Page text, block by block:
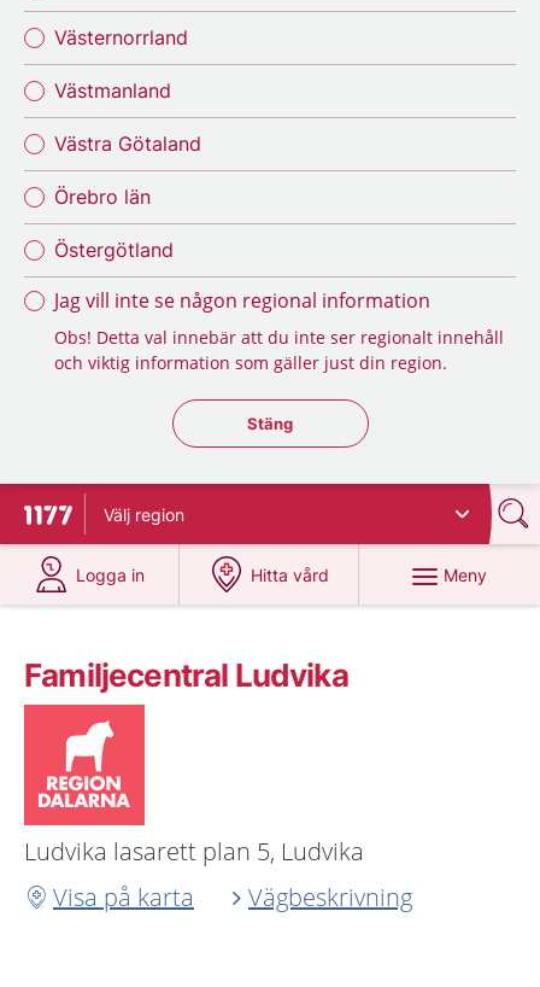
Västernorrland
Västmanland
Västra Götaland
Örebro län
Östergötland
Jag vill inte se någon regional information
Obs! Detta val innebär att du inte ser regionalt innehåll
och viktig information som gäller just din region.
Stäng regionsväljaren
Stäng
Till startsidan för 1177
Välj region
Logga in
på 1177.se
Hitta vård
på 1177.se
Meny
Familjecentral Ludvika
Ludvika lasarett plan 5, Ludvika
Visa på karta
Vägbeskrivning